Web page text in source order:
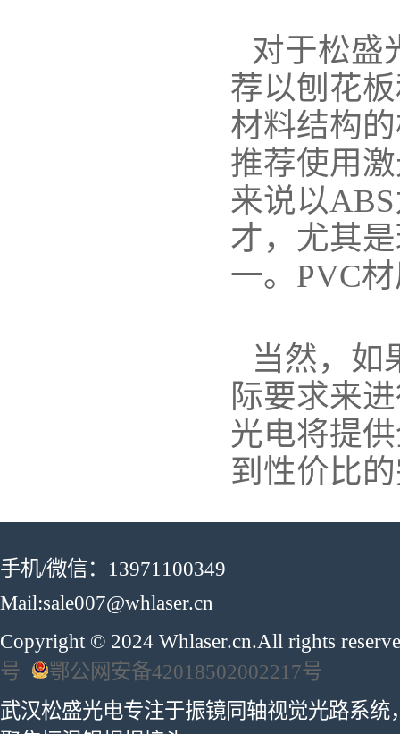
对于松盛
荐以刨花
材料结构
推荐使用
来说以
才，尤其
一。PVC
当然，如
际要求来
光电将提
到性价比
手机/微信：13971100349
Mail:sale007@whlaser.cn
Copyright © 2024 Whlaser.cn.All rights
号
鄂公网安备42018502002217号
武汉松盛光电专注于振镜同轴视觉光路系统